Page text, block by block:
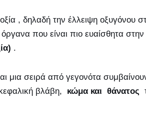
, δηλαδή την έλλειψη οξυγόνου
που είναι πιο ευαίσθητα στην
.
μια σειρά από γεγονότα
βλάβη, κώμα και θάνατος